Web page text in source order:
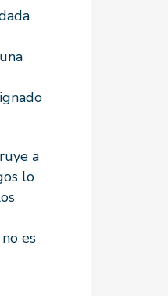
a
lo
es